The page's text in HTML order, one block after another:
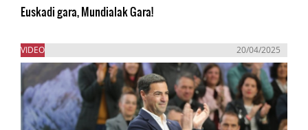
Euskadi gara, Mundialak Gara!
VIDEO 20/04/2025